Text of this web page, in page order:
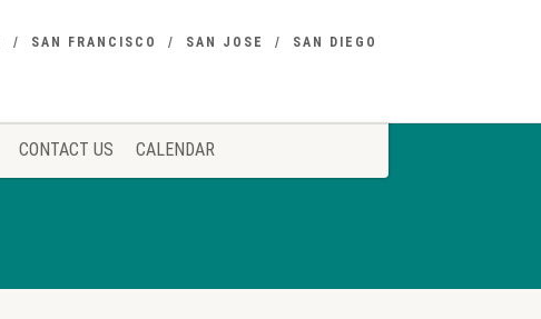
SAN FRANCISCO SAN JOSE SAN DIEGO
CONTACT US CALENDAR